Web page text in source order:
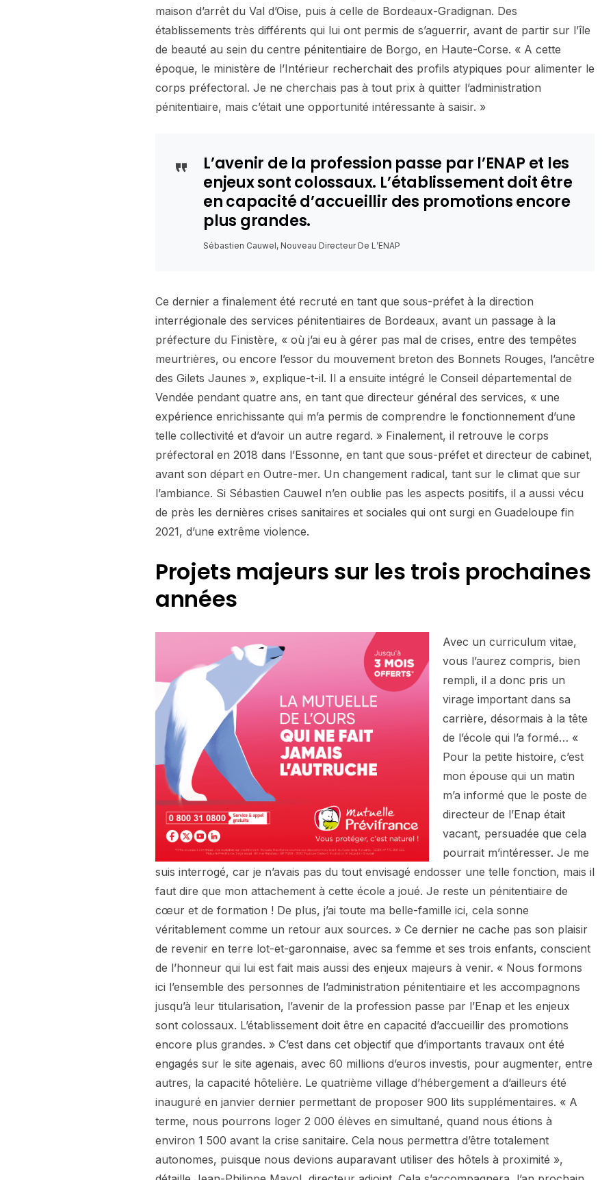
maison d’arrêt du Val d’Oise, puis à celle de Bordeaux-Gradignan. Des
établissements très différents qui lui ont permis de s’aguerrir, avant de partir sur l’île
de beauté au sein du centre pénitentiaire de Borgo, en Haute-Corse. « A cette
époque, le ministère de l’Intérieur recherchait des profils atypiques pour alimenter le
corps préfectoral. Je ne cherchais pas à tout prix à quitter l’administration
pénitentiaire, mais c’était une opportunité intéressante à saisir. »
L’avenir de la profession passe par l’ENAP et les
enjeux sont colossaux. L’établissement doit être
en capacité d’accueillir des promotions encore
plus grandes.
Sébastien Cauwel, Nouveau Directeur De L’ENAP
Ce dernier a finalement été recruté en tant que sous-préfet à la direction
interrégionale des services pénitentiaires de Bordeaux, avant un passage à la
préfecture du Finistère, « où j’ai eu à gérer pas mal de crises, entre des tempêtes
meurtrières, ou encore l’essor du mouvement breton des Bonnets Rouges, l’ancêtre
des Gilets Jaunes », explique-t-il. Il a ensuite intégré le Conseil départemental de
Vendée pendant quatre ans, en tant que directeur général des services, « une
expérience enrichissante qui m’a permis de comprendre le fonctionnement d’une
telle collectivité et d’avoir un autre regard. » Finalement, il retrouve le corps
préfectoral en 2018 dans l’Essonne, en tant que sous-préfet et directeur de cabinet,
avant son départ en Outre-mer. Un changement radical, tant sur le climat que sur
l’ambiance. Si Sébastien Cauwel n’en oublie pas les aspects positifs, il a aussi vécu
de près les dernières crises sanitaires et sociales qui ont surgi en Guadeloupe fin
2021, d’une extrême violence.
Projets majeurs sur les trois prochaines
années
Avec un curriculum vitae,
vous l’aurez compris, bien
rempli, il a donc pris un
virage important dans sa
carrière, désormais à la tête
de l’école qui l’a formé… «
Pour la petite histoire, c’est
mon épouse qui un matin
m’a informé que le poste de
directeur de l’Enap était
vacant, persuadée que cela
pourrait m’intéresser. Je me
suis interrogé, car je n’avais pas du tout envisagé endosser une telle fonction, mais il
faut dire que mon attachement à cette école a joué. Je reste un pénitentiaire de
cœur et de formation ! De plus, j’ai toute ma belle-famille ici, cela sonne
véritablement comme un retour aux sources. » Ce dernier ne cache pas son plaisir
de revenir en terre lot-et-garonnaise, avec sa femme et ses trois enfants, conscient
de l’honneur qui lui est fait mais aussi des enjeux majeurs à venir. « Nous formons
ici l’ensemble des personnes de l’administration pénitentiaire et les accompagnons
jusqu’à leur titularisation, l’avenir de la profession passe par l’Enap et les enjeux
sont colossaux. L’établissement doit être en capacité d’accueillir des promotions
encore plus grandes. » C’est dans cet objectif que d’importants travaux ont été
engagés sur le site agenais, avec 60 millions d’euros investis, pour augmenter, entre
autres, la capacité hôtelière. Le quatrième village d’hébergement a d’ailleurs été
inauguré en janvier dernier permettant de proposer 900 lits supplémentaires. « A
terme, nous pourrons loger 2 000 élèves en simultané, quand nous étions à
environ 1 500 avant la crise sanitaire. Cela nous permettra d’être totalement
autonomes, puisque nous devions auparavant utiliser des hôtels à proximité »,